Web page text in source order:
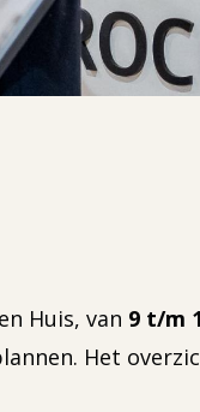
Huis, van 9 t/m
Het